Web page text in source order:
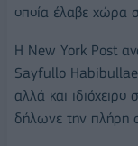
οποία έλαβε χώρα
Η New York Post
Sayfullo
αλλά και
δήλωνε την πλήρη